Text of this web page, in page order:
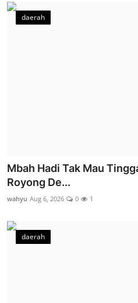
daerah
Mbah Hadi Tak Mau
Royong De...
wahyu Aug 6, 2026 0 1
daerah